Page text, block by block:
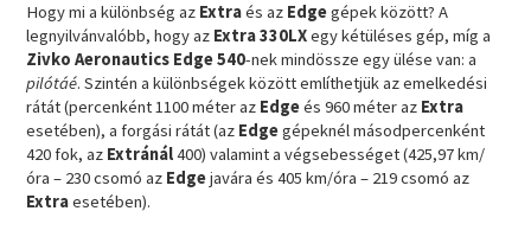
Hogy mi a különbség az Extraés az Edgegépek között? A
legnyilvánvalóbb, hogy az Extra 330LXegy kétüléses gép, míg a
Zivko Aeronautics Edge 540-nek mindössze egy ülése van: a
pilótáé. Szintén a különbségek között említhetjük az emelkedési
rátát (percenként 1100 méter az Edgeés 960 méter az Extra
esetében), a forgási rátát (az Edgegépeknél másodpercenként
420 fok, az Extránál400) valamint a végsebességet (425,97 km/
óra – 230 csomó az Edgejavára és 405 km/óra – 219 csomó az
Extraesetében).